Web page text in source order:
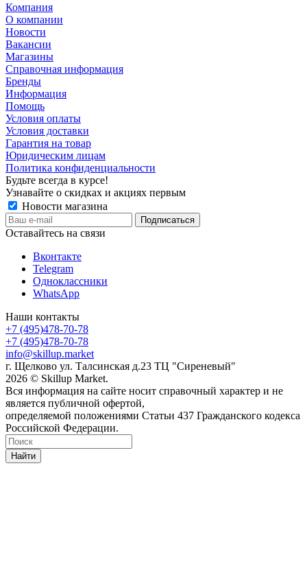
Компания
О компании
Новости
Вакансии
Магазины
Справочная информация
Бренды
Информация
Помощь
Условия оплаты
Условия доставки
Гарантия на товар
Юридическим лицам
Политика конфиденциальности
Будьте всегда в курсе!
Узнавайте о скидках и акциях первым
Новости магазина
Оставайтесь на связи
Вконтакте
Telegram
Одноклассники
WhatsApp
Наши контакты
+7 (495)478-70-78
+7 (495)478-70-78
info@skillup.market
г. Щелково ул. Талсинская д.23 ТЦ "Сиреневый"
2026 © Skillup Market.
Вся информация на сайте носит справочный характер и не
является публичной офертой,
определяемой положениями Статьи 437 Гражданского кодекса
Российской Федерации.
Найти